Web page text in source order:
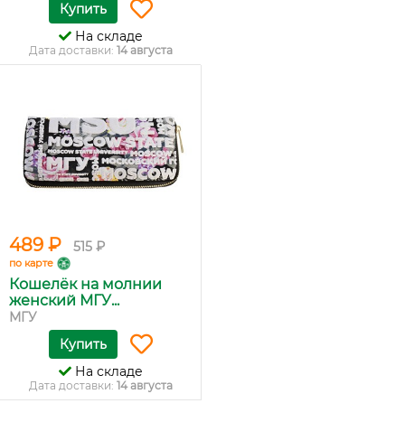
Купить
На складе
Дата доставки: 14 августа
489 ₽ 515 ₽
по карте
Кошелёк на молнии
женский МГУ...
МГУ
Купить
На складе
Дата доставки: 14 августа